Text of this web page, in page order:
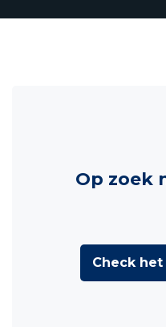
Op zoek
Check